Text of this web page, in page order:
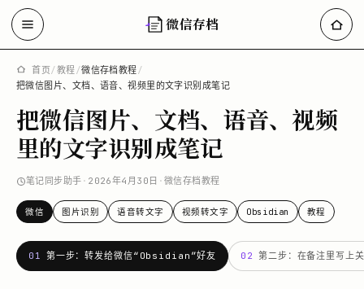
微信存档
首页/教程/微信存档教程/
把微信图片、文档、语音、视频里的文字识别成笔记
把微信图片、文档、语音、视频
里的文字识别成笔记
笔记同步助手 · 2026年4月30日 · 微信存档教程
微信 图片识别 语音转文字 视频转文字 Obsidian 教程
01 第一步：转发给微信“Obsidian”好友 02 第二步：在备注里写上